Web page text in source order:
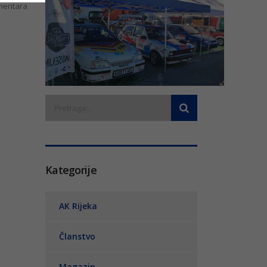
Kategorije
AK Rijeka
Članstvo